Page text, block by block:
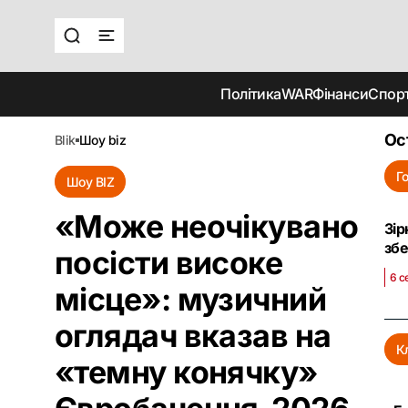
ПолітикаWARФінанси
blik шоу biz
Шоу BIZ
«Може неочікувано
посісти високе
місце»: музичний
оглядач вказав на
«темну конячку»
6